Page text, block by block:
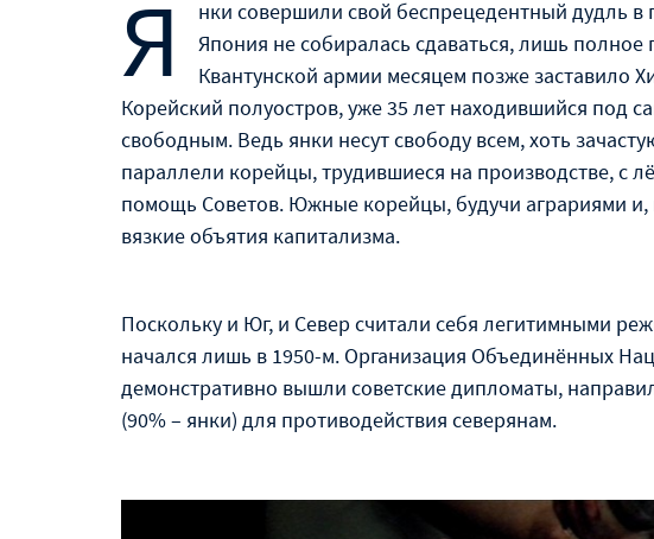
Я
нки совершили свой беспрецедентный дудль в
Япония не собиралась сдаваться, лишь
Квантунской армии месяцем позже заставило
Корейский полуостров, уже 35 лет находившийся под
свободным. Ведь янки несут свободу всем, хоть
параллели корейцы, трудившиеся на производстве, с
помощь Советов. Южные корейцы, будучи аграриями и,
вязкие объятия капитализма.
Поскольку и Юг, и Север считали себя легитимными
начался лишь в 1950-м. Организация Объединённых
демонстративно вышли советские дипломаты,
(90% – янки) для противодействия северянам.